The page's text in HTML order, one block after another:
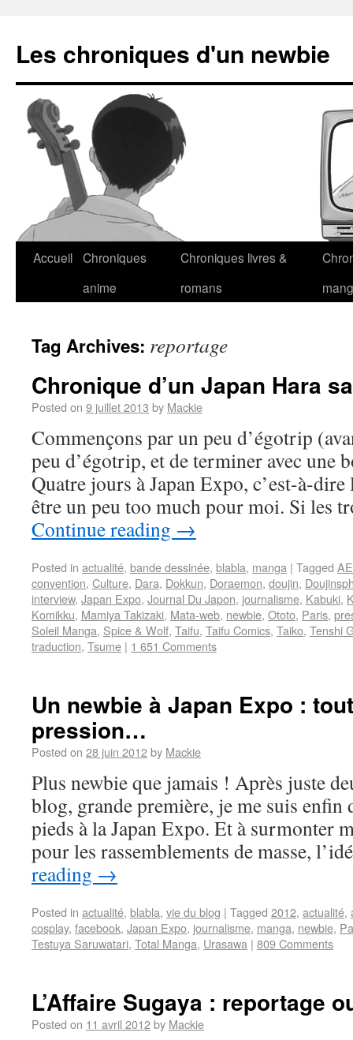
Les chroniques d'un newbie
Accueil Chroniques
anime
Chroniques livres &
romans
Tag Archives: reportage
Chronique d’un Japan Hara
Posted on 9 juillet 2013 by Mackie
Commençons par un peu d’égotrip
peu d’égotrip, et de terminer avec une
Quatre jours à Japan Expo, c’est-à-
être un peu too much pour moi. Si les
Continue reading →
Posted in actualité, bande dessinée, blabla, manga | Tagged
convention, Culture, Dara, Dokkun, Doraemon, doujin,
interview, Japan Expo, Journal Du Japon, journalisme, Kabuki,
Komikku, Mamiya Takizaki, Mata-web, newbie, Ototo, Paris,
Soleil Manga, Spice & Wolf, Taifu, Taifu Comics, Taiko, Tenshi
traduction, Tsume | 1 651 Comments
Un newbie à Japan Expo :
pression…
Posted on 28 juin 2012by Mackie
Plus newbie que jamais ! Après juste
blog, grande première, je me suis enfin
pieds à la Japan Expo. Et à surmonter
pour les rassemblements de masse,
reading →
Posted in actualité, blabla, vie du blog | Tagged 2012, actualité,
cosplay, facebook, Japan Expo, journalisme, manga, newbie,
Testuya Saruwatari, Total Manga, Urasawa | 809 Comments
L’Affaire Sugaya : reportage
Posted on 11 avril 2012by Mackie